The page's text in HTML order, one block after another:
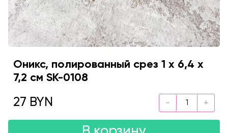
Оникс, полированный срез 1 х 6,4 х
7,2 см SK-0108
27 BYN